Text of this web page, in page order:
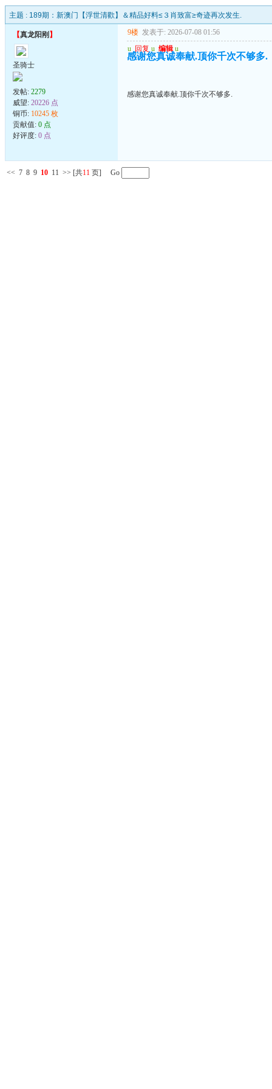
主题 : 189期：新澳门【浮世清歡】＆精品好料≤３肖致富≥奇迹再次发生.
【真龙阳刚 】
圣骑士
发帖: 2279
威望: 20226 点
铜币: 10245 枚
贡献值: 0 点
好评度: 0 点
9楼 发表于: 2026-07-08 01:56
u 回复 u 编辑 u
感谢您真诚奉献.顶你千次不够多.
感谢您真诚奉献.顶你千次不够多.
<< 7 8 9 10 11 >> [共11 页] Go